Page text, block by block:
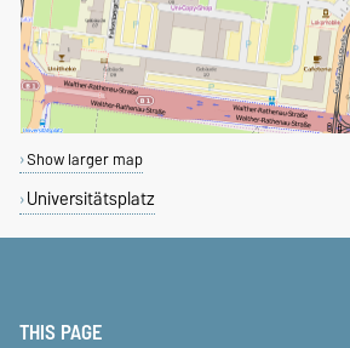
Show larger map
Universitätsplatz
THIS PAGE